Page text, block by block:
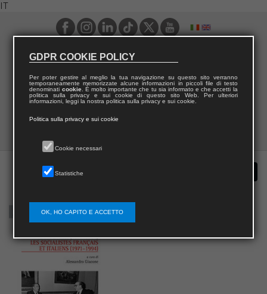
IT
GDPR COOKIE POLICY
Per poter gestire al meglio la tua navigazione su questo sito verranno
temporaneamente memorizzate alcune informazioni in piccoli file di testo
denominati cookie. È molto importante che tu sia informato e che accetti la
politica sulla privacy e sui cookie di questo sito Web. Per ulteriori
informazioni, leggi la nostra politica sulla privacy e sui cookie.
Politica sulla privacy e sui cookie
Cookie necessari
Statistiche
OK, HO CAPITO E ACCETTO